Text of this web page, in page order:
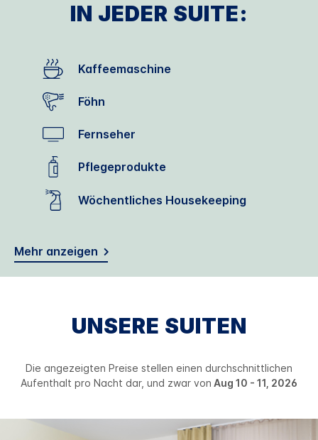
IN JEDER SUITE:
Kaffeemaschine
Föhn
Fernseher
Pflegeprodukte
Wöchentliches Housekeeping
Mehr anzeigen
UNSERE SUITEN
Die angezeigten Preise stellen einen durchschnittlichen
Aufenthalt pro Nacht dar, und zwar von Aug 10 - 11, 2026